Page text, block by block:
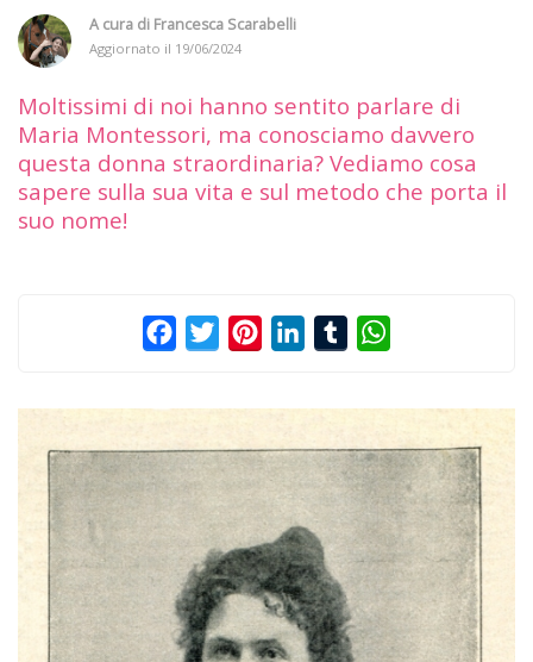
A cura di Francesca Scarabelli
Aggiornato il 19/06/2024
Moltissimi di noi hanno sentito parlare di
Maria Montessori, ma conosciamo davvero
questa donna straordinaria? Vediamo cosa
sapere sulla sua vita e sul metodo che porta il
suo nome!
FacebookTwitterPinterestLinkedInTumblr